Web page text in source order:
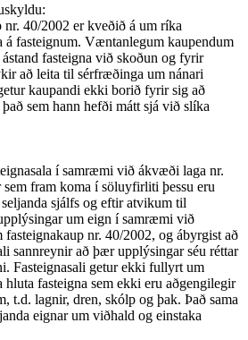
40/2002 er kveðið á um ríka
á fasteignum. Væntanlegum kaupendum
fasteigna við skoðun og fyrir
að leita til sérfræðinga um nánari
kaupandi ekki borið fyrir sig að
sem hann hefði mátt sjá við slíka
í samræmi við ákvæði laga nr.
fram koma í söluyfirliti þessu eru
sjálfs og eftir atvikum til
um eign í samræmi við
nr. 40/2002, og ábyrgist að
sannreynir að þær upplýsingar séu réttar
Fasteignasali getur ekki fullyrt um
hluta fasteigna sem ekki eru aðgengilegir
t.d. lagnir, dren, skólp og þak. Það sama
eignar um viðhald og einstaka